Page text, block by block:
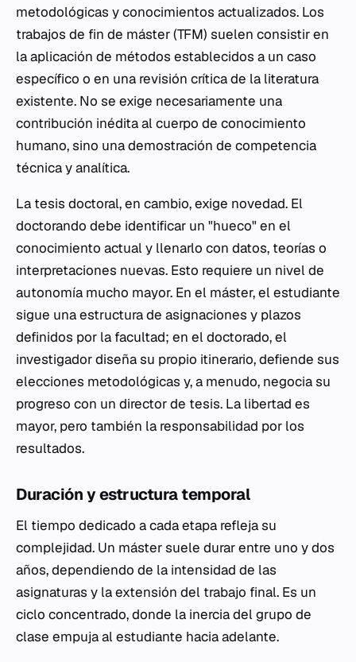
metodológicas y conocimientos actualizados. Los
trabajos de fin de máster (TFM) suelen consistir en
la aplicación de métodos establecidos a un caso
específico o en una revisión crítica de la literatura
existente. No se exige necesariamente una
contribución inédita al cuerpo de conocimiento
humano, sino una demostración de competencia
técnica y analítica.
La tesis doctoral, en cambio, exige novedad. El
doctorando debe identificar un "hueco" en el
conocimiento actual y llenarlo con datos, teorías o
interpretaciones nuevas. Esto requiere un nivel de
autonomía mucho mayor. En el máster, el estudiante
sigue una estructura de asignaciones y plazos
definidos por la facultad; en el doctorado, el
investigador diseña su propio itinerario, defiende sus
elecciones metodológicas y, a menudo, negocia su
progreso con un director de tesis. La libertad es
mayor, pero también la responsabilidad por los
resultados.
Duración y estructura temporal
El tiempo dedicado a cada etapa refleja su
complejidad. Un máster suele durar entre uno y dos
años, dependiendo de la intensidad de las
asignaturas y la extensión del trabajo final. Es un
ciclo concentrado, donde la inercia del grupo de
clase empuja al estudiante hacia adelante.